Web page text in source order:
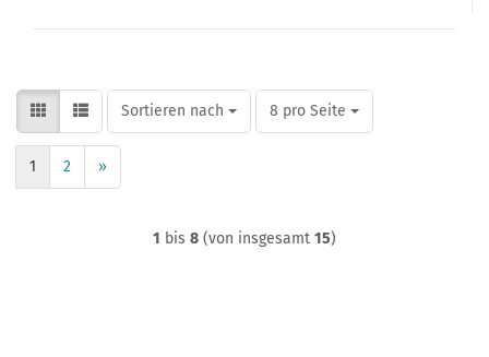
Sortieren nach
Sortieren nach 8 pro Seite
pro Seite
1 2 »
1 bis 8 (von insgesamt 15)